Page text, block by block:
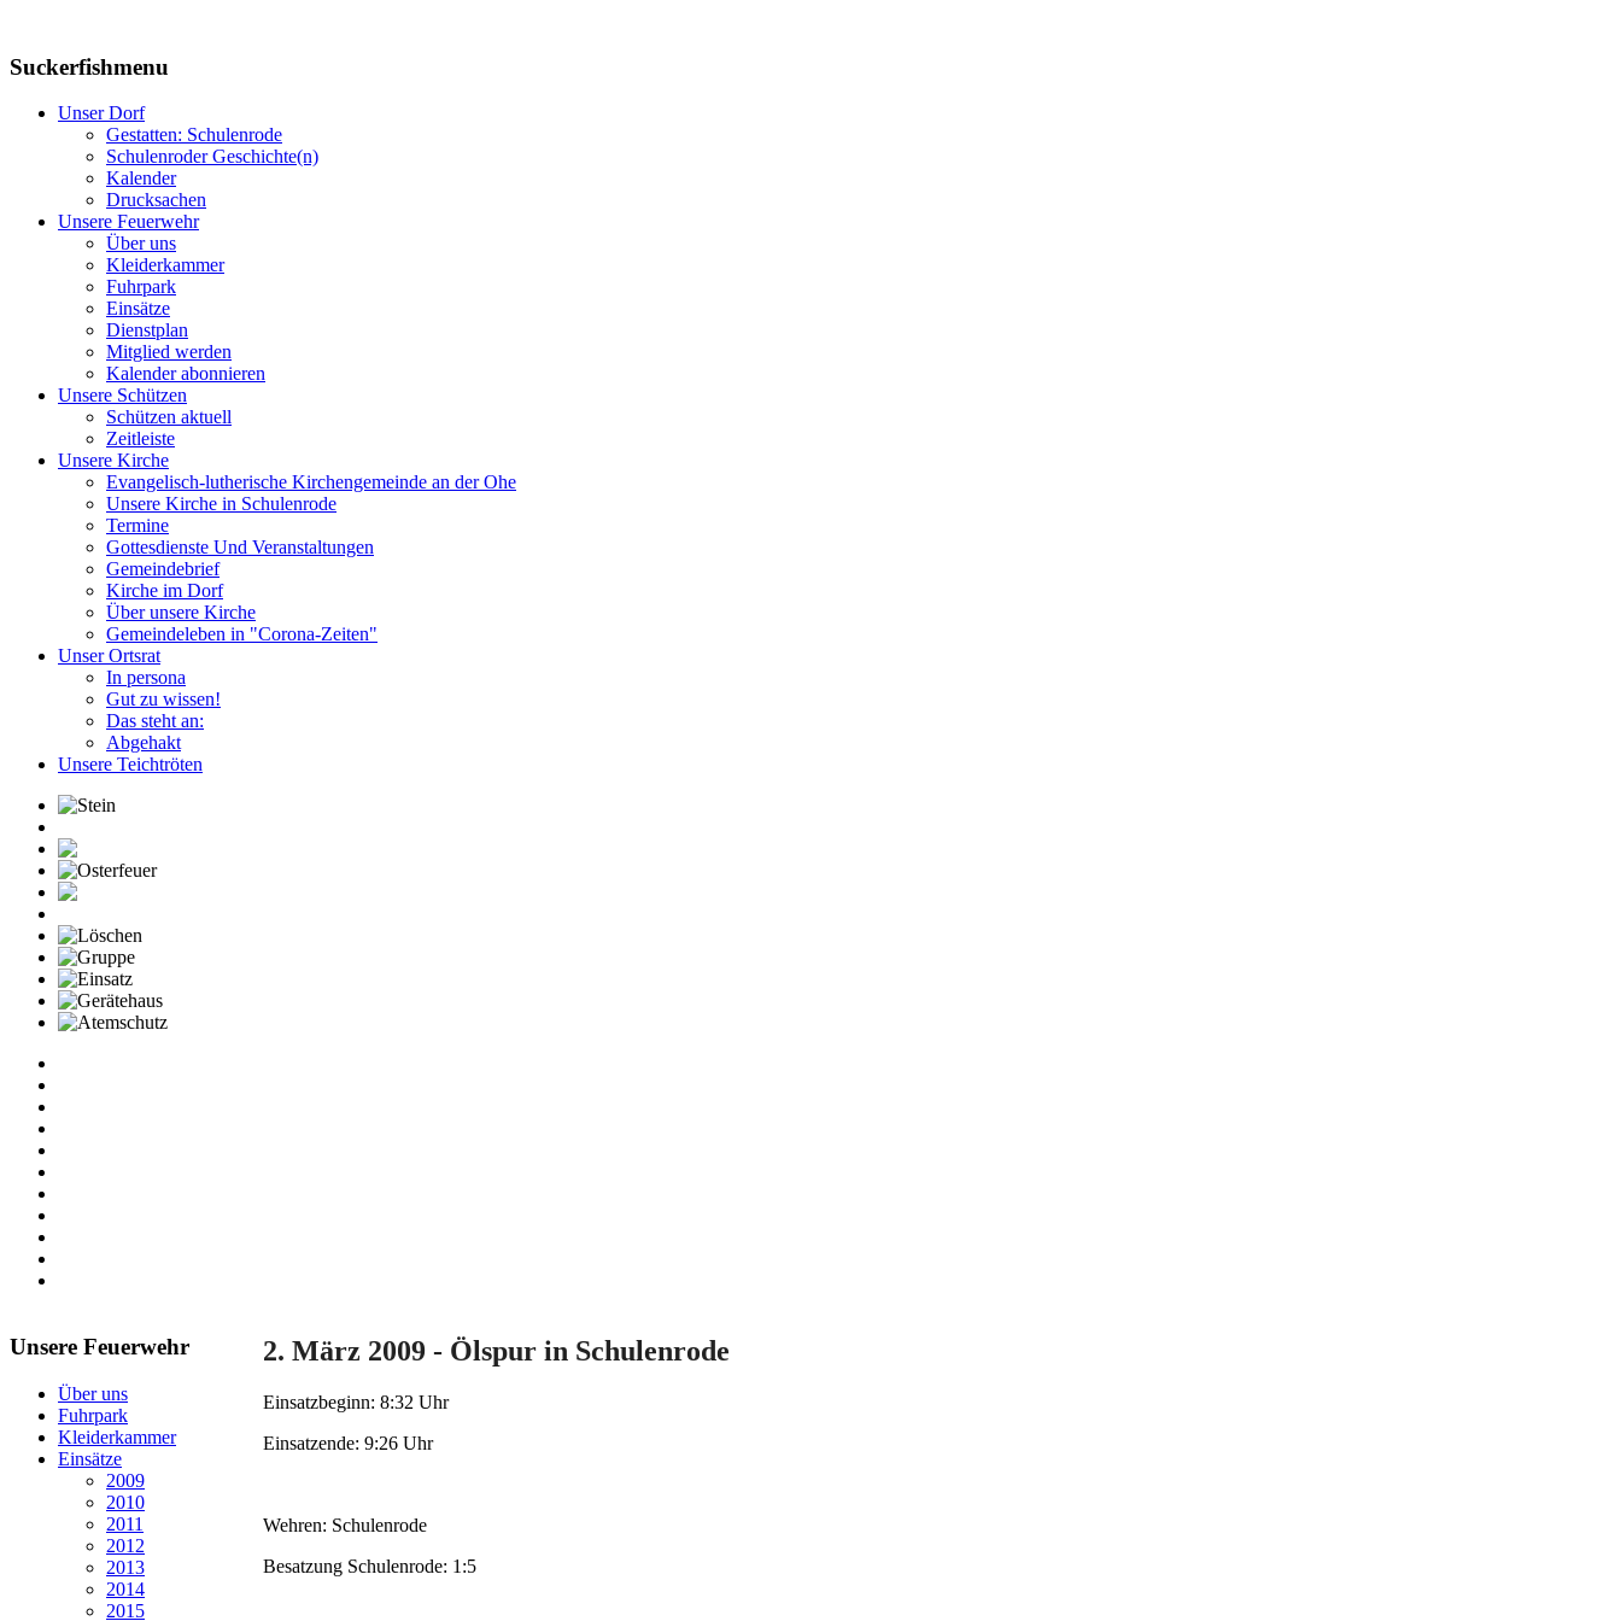
Suckerfishmenu
Unser Dorf
Gestatten: Schulenrode
Schulenroder Geschichte(n)
Kalender
Drucksachen
Unsere Feuerwehr
Über uns
Kleiderkammer
Fuhrpark
Einsätze
Dienstplan
Mitglied werden
Kalender abonnieren
Unsere Schützen
Schützen aktuell
Zeitleiste
Unsere Kirche
Evangelisch-lutherische Kirchengemeinde an der Ohe
Unsere Kirche in Schulenrode
Termine
Gottesdienste Und Veranstaltungen
Gemeindebrief
Kirche im Dorf
Über unsere Kirche
Gemeindeleben in "Corona-Zeiten"
Unser Ortsrat
In persona
Gut zu wissen!
Das steht an:
Abgehakt
Unsere Teichtröten
Unsere Feuerwehr
Über uns
Fuhrpark
Kleiderkammer
Einsätze
2009
2010
2011
2012
2013
2014
2015
2. März 2009 - Ölspur in Schulenrode
Einsatzbeginn: 8:32 Uhr
Einsatzende: 9:26 Uhr
Wehren: Schulenrode
Besatzung Schulenrode: 1:5